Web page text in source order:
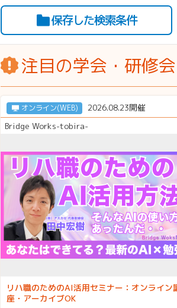
保存した検索条件
注目の学会・研修会
オンライン(WEB)
2026.08.23開催
Bridge Works-tobira-
リハ職のためのAI活用セミナー：オンライン
座・アーカイブOK